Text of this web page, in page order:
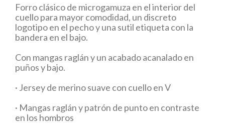
Forro clásico de microgamuza en el interior del
cuello para mayor comodidad, un discreto
logotipo en el pecho y una sutil etiqueta con la
bandera en el bajo.
Con mangas raglán y un acabado acanalado en
puños y bajo.
· Jersey de merino suave con cuello en V
· Mangas raglán y patrón de punto en contraste
en los hombros